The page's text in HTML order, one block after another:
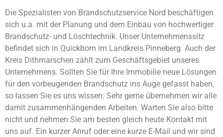
Die Spezialisten von Brandschutzservice Nord beschäftigen
sich u.a. mit der Planung und dem Einbau von hochwertiger
Brandschutz- und Löschtechnik. Unser Unternehmenssitz
befindet sich in Quickborn im Landkreis Pinneberg. Auch der
Kreis Dithmarschen zählt zum Geschäftsgebiet unseres
Unternehmens. Sollten Sie für Ihre Immobilie neue Lösungen
für den vorbeugenden Brandschutz ins Auge gefasst haben,
so lassen Sie es uns wissen. Sehr gerne übernehmen wir alle
damit zusammenhängenden Arbeiten. Warten Sie also bitte
nicht und nehmen Sie am besten gleich heute Kontakt mit
uns auf. Ein kurzer Anruf oder eine kurze E-Mail und wir sind